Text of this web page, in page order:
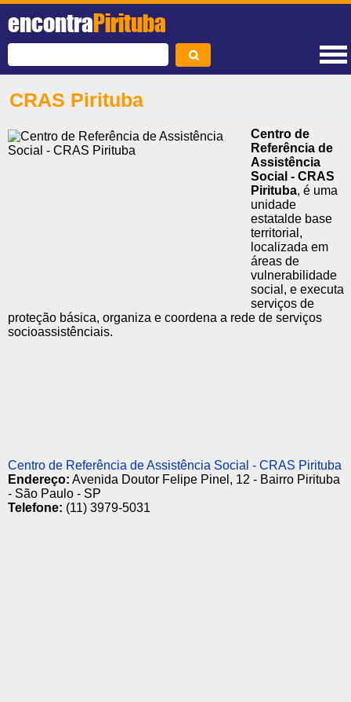
encontraPirituba
CRAS Pirituba
Centro de
Referência de
Assistência
Social - CRAS
Pirituba, é uma
unidade
estatalde base
territorial,
localizada em
áreas de
vulnerabilidade
social, e executa
serviços de
proteção básica, organiza e coordena a rede de serviços
socioassistênciais.
Centro de Referência de Assistência Social - CRAS Pirituba
Endereço: Avenida Doutor Felipe Pinel, 12 - Bairro Pirituba
- São Paulo - SP
Telefone: (11) 3979-5031